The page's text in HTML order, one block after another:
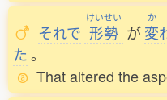
それで
けいせい
形勢 が
か
変
た。
That altered the